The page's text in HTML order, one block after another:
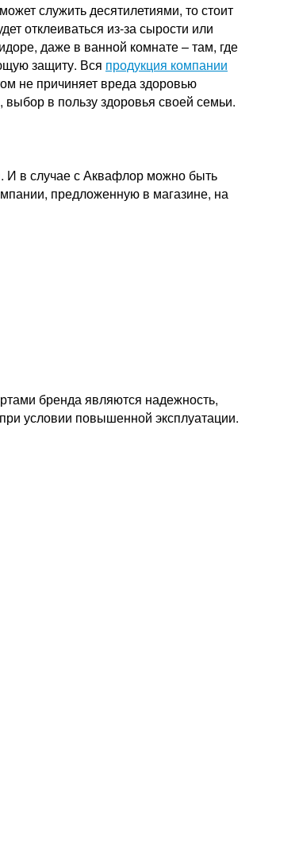
служить десятилетиями, то стоит
отклеиваться из-за сырости или
даже в ванной комнате – там, где
защиту. Вся продукция компании
не причиняет вреда здоровью
в пользу здоровья своей семьи.
И в случае с Аквафлор можно быть
предложенную в магазине, на
бренда являются надежность,
условии повышенной эксплуатации.